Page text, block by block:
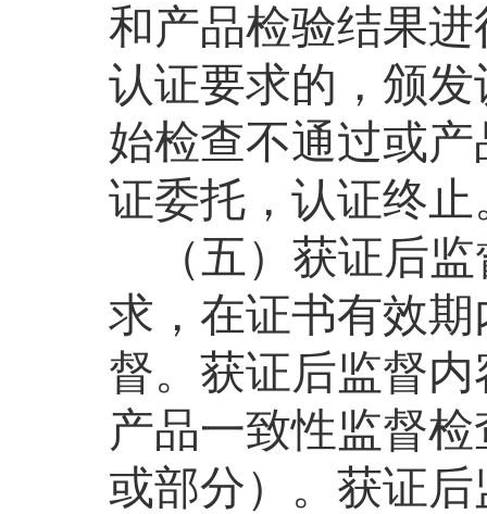
和产品检验结果
认证要求的，颁
始检查不通过或
证委托，认证终止
（五）获证后
求，在证书有效
督。获证后监督内
产品一致性监督检
或部分）。获证